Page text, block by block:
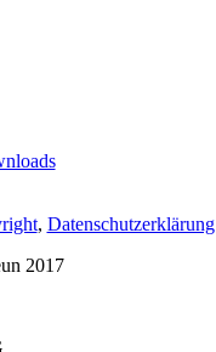
, Datenschutzerklärung
2017